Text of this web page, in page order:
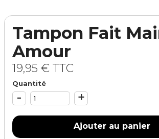
Tampon Fait
Amour
19,95 € TTC
Quantité
- +
Ajouter au panier